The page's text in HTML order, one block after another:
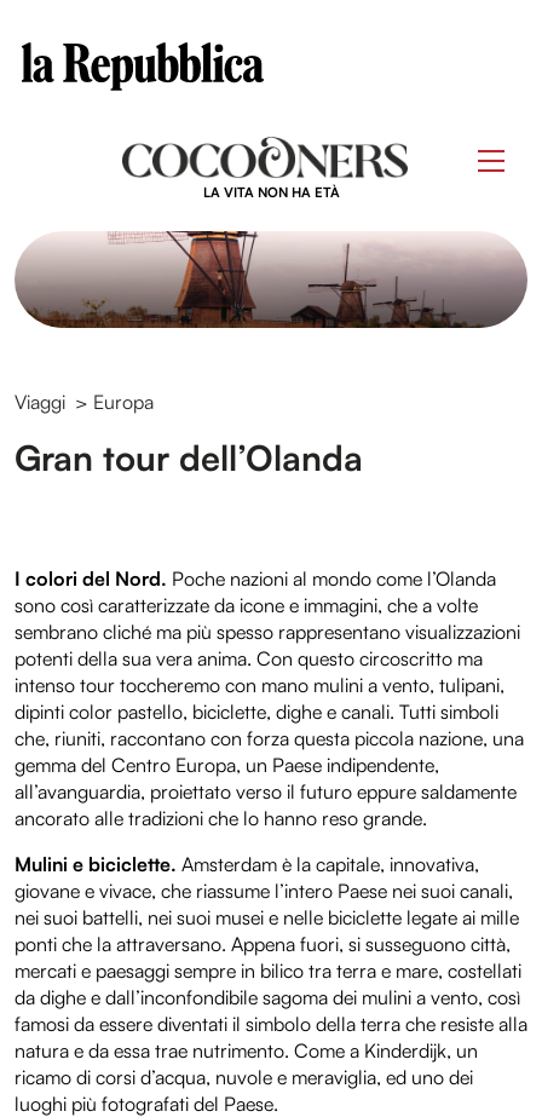
LA VITA NON HA ETÀ
Viaggi > Europa
Gran tour dell’Olanda
I colori del Nord. Poche nazioni al mondo come l’Olanda
sono così caratterizzate da icone e immagini, che a volte
sembrano cliché ma più spesso rappresentano visualizzazioni
potenti della sua vera anima. Con questo circoscritto ma
intenso tour toccheremo con mano mulini a vento, tulipani,
dipinti color pastello, biciclette, dighe e canali. Tutti simboli
che, riuniti, raccontano con forza questa piccola nazione, una
gemma del Centro Europa, un Paese indipendente,
all’avanguardia, proiettato verso il futuro eppure saldamente
ancorato alle tradizioni che lo hanno reso grande.
Mulini e biciclette. Amsterdam è la capitale, innovativa,
giovane e vivace, che riassume l’intero Paese nei suoi canali,
nei suoi battelli, nei suoi musei e nelle biciclette legate ai mille
ponti che la attraversano. Appena fuori, si susseguono città,
mercati e paesaggi sempre in bilico tra terra e mare, costellati
da dighe e dall’inconfondibile sagoma dei mulini a vento, così
famosi da essere diventati il simbolo della terra che resiste alla
natura e da essa trae nutrimento. Come a Kinderdijk, un
ricamo di corsi d’acqua, nuvole e meraviglia, ed uno dei
luoghi più fotografati del Paese.